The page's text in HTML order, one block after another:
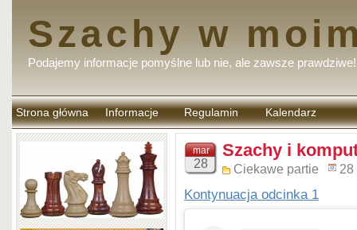
Szachy w
Podajemy informacje pomyślne lub nie, ale zawsze prawdziwe!
Strona główna Informacje Regulamin
komentarzy
Kalendarz
mar
28
Szachy i
Ciekawe partie 28
Kontynuacja odcinka 1